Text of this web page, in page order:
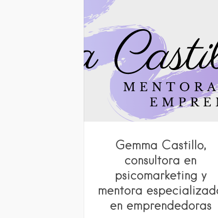
Gemma Castillo,
consultora en
psicomarketing y
mentora
en emprendedoras